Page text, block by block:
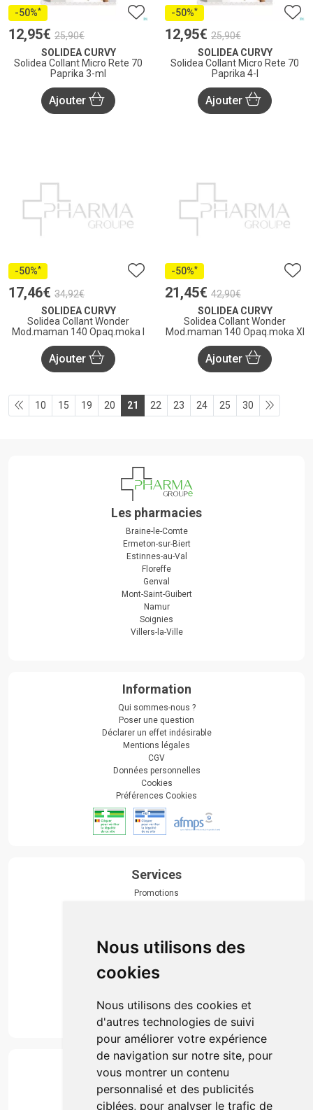
Nous utilisons des
cookies
Nous utilisons des cookies et
d'autres technologies de suivi
pour améliorer votre expérience
de navigation sur notre site, pour
vous montrer un contenu
personnalisé et des publicités
ciblées, pour analyser le trafic de
-50%*
12,95€ 25,90€
SOLIDEA CURVY
Solidea Collant Micro Rete 70
Paprika 3-ml
Ajouter
-50%*
12,95€ 25,90€
SOLIDEA CURVY
Solidea Collant Micro Rete 70
Paprika 4-l
Ajouter
-50%*
17,46€ 34,92€
SOLIDEA CURVY
Solidea Collant Wonder
Mod.maman 140 Opaq.moka l
Ajouter
-50%*
21 ,45€ 42,90€
SOLIDEA CURVY
Solidea Collant Wonder
Mod.maman 140 Opaq.moka Xl
Ajouter
10 15 19 20 21 22 23 24 25 30
Les pharmacies
Braine-le-Comte
Ermeton-sur-Biert
Estinnes-au-Val
Floreffe
Genval
Mont-Saint-Guibert
Namur
Soignies
Villers-la-Ville
Information
Qui sommes-nous ?
Poser une question
Déclarer un effet indésirable
Mentions légales
CGV
Données personnelles
Cookies
Préférences Cookies
Services
Promotions
Actualités & conseils
Événements
Marques
Suivez-nous
Paiement
Simple, rapide et 100% sécurisé